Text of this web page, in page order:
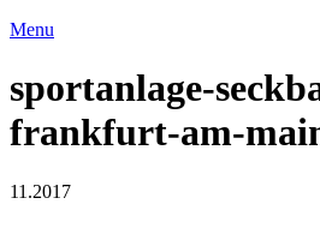
Menu
sportanlage-
frankfurt-am-
11.2017